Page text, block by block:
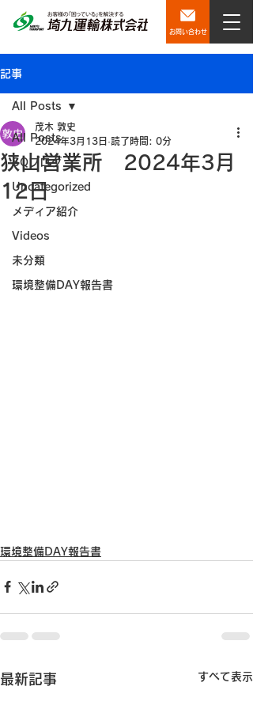
お問い合わせ
記事
All Posts
SQブログ
Uncategorized
メディア紹介
Videos
未分類
環境整備DAY報告書
All Posts
狭山営業所 2024年3月
12日
茂木 敦史
2024年3月13日 読了時間: 0分
環境整備DAY報告書
最新記事 すべて表示